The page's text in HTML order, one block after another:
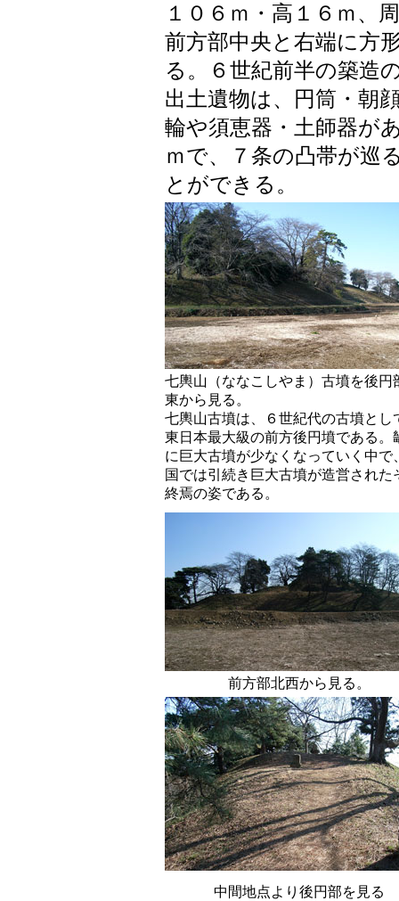
１０６ｍ・高１６ｍ、
前方部中央と右端に方
る。６世紀前半の築造
出土遺物は、円筒・朝
輪や須恵器・土師器が
ｍで、７条の凸帯が巡
とができる。
七輿山（ななこしやま）古墳を後円
東から見る。
七輿山古墳は、６世紀代の古墳とし
東日本最大級の前方後円墳である。
に巨大古墳が少なくなっていく中で
国では引続き巨大古墳が造営された
終焉の姿である。
前方部北西から見る。
中間地点より後円部を見る